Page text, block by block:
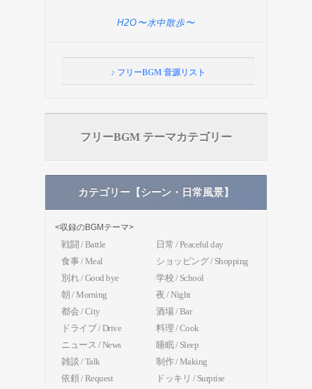
H2O〜水中散歩〜
♪ フリーBGM 音源リスト
フリーBGM テーマカテゴリー
カテゴリー【シーン・日常風景】
<収録のBGMテーマ>
戦闘 / Battle
日常 / Peaceful day
食事 / Meal
ショッピング / Shopping
別れ / Good bye
学校 / School
朝 / Morning
夜 / Night
都会 / City
酒場 / Bar
ドライブ / Drive
料理 / Cook
ニュース / News
睡眠 / Sleep
雑談 / Talk
制作 / Making
依頼 / Request
ドッキリ / Surprise